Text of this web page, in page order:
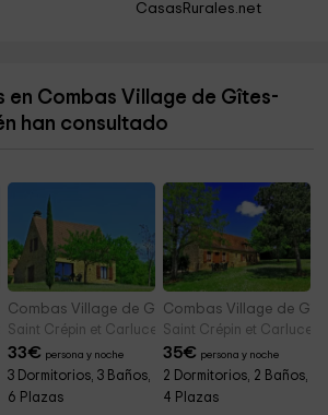
CasasRurales.net
en Combas Village de Gîtes-
han consultado
Joséphine
(Dordoña)
Combas Village de Gîtes- Juline
Saint Crépin et Carlucet (Dordoña)
33€ persona y noche
3 Dormitorios, 3 Baños,
6 Plazas
Combas Village de
Saint Crépin et Carlucet
35€ persona y noche
2 Dormitorios, 2 Baños,
4 Plazas